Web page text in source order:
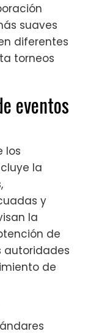
suaves
diferentes
torneos
eventos
los
la
y
la
de
autoridades
de